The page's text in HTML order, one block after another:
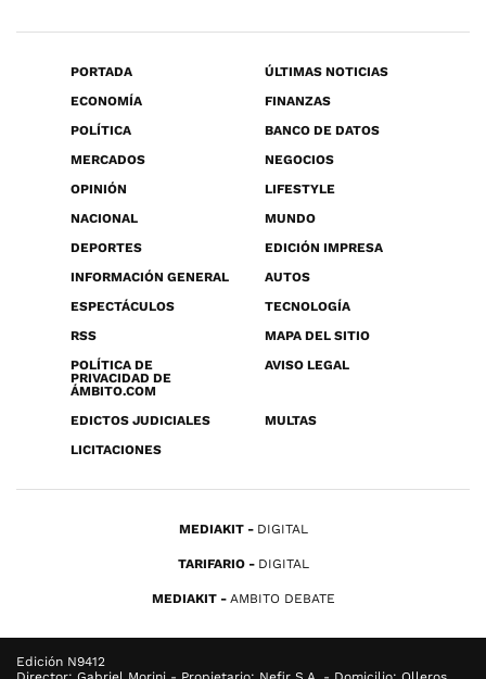
PORTADA
ÚLTIMAS NOTICIAS
ECONOMÍA
FINANZAS
POLÍTICA
BANCO DE DATOS
MERCADOS
NEGOCIOS
OPINIÓN
LIFESTYLE
NACIONAL
MUNDO
DEPORTES
EDICIÓN IMPRESA
INFORMACIÓN GENERAL
AUTOS
ESPECTÁCULOS
TECNOLOGÍA
RSS
MAPA DEL SITIO
POLÍTICA DE
PRIVACIDAD DE
ÁMBITO.COM
AVISO LEGAL
EDICTOS JUDICIALES
MULTAS
LICITACIONES
MEDIAKIT DIGITAL
TARIFARIO DIGITAL
MEDIAKIT AMBITO DEBATE
Edición N9412